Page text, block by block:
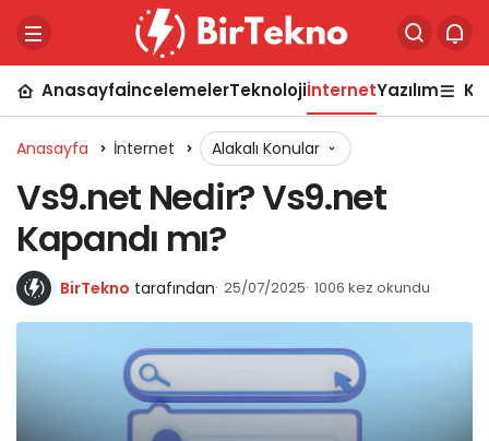
AnasayfaİncelemelerTeknolojiİnternetYazılım
Anasayfa İnternet Alakalı Konular
Vs9.net Nedir? Vs9.net
Kapandı mı?
BirTekno tarafından 25/07/2025 1006 kez okundu